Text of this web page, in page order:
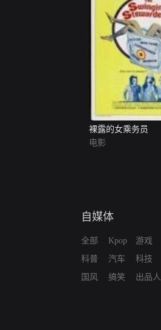
裸露的女乘务员
电影
自媒体
全部
科普
国风
Kpop
汽车
搞笑
游戏
科技
出品人